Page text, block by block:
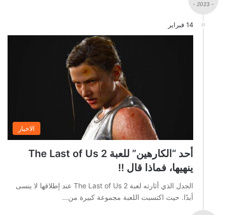
- 2023 -
14 فبراير
الاخبار
أحد “الكارهين” للعبة The Last of Us 2
ينهيها، فماذا قال !!
الجدل الذي أثارته لعبة The Last of Us 2 عند إطلاقها لا ينسى
أبدًا. حيث اكتسبت اللعبة مجموعة كبيرة من…